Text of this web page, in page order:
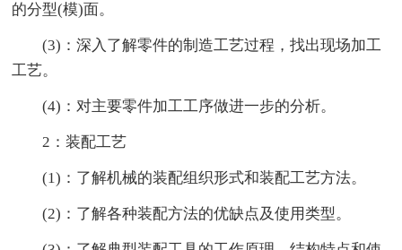
的分型(模)面。
(3)：深入了解零件的制造工艺过程，找出现场加工
工艺。
(4)：对主要零件加工工序做进一步的分析。
2：装配工艺
(1)：了解机械的装配组织形式和装配工艺方法。
(2)：了解各种装配方法的优缺点及使用类型。